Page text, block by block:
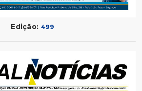
Edição: 499